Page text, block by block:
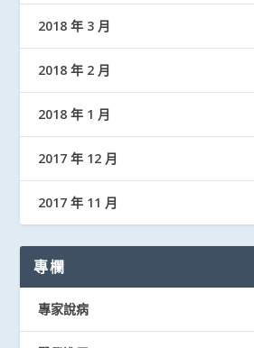
2018 年 3 月
2018 年 2 月
2018 年 1 月
2017 年 12 月
2017 年 11 月
專欄
專家說病